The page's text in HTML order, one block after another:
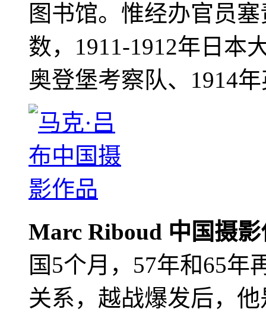
图书馆。惟经办官员
数，1911-1912年日本
奥登堡考察队、1914
Marc Riboud 中国摄
国5个月，57年和65年
关系，越战爆发后，